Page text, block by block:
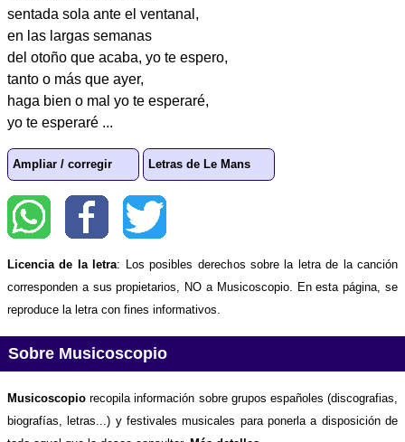
sentada sola ante el ventanal,
en las largas semanas
del otoño que acaba, yo te espero,
tanto o más que ayer,
haga bien o mal yo te esperaré,
yo te esperaré ...
Ampliar / corregir Letras de Le Mans
Licencia de la letra: Los posibles derechos sobre la letra de la canción
corresponden a sus propietarios, NO a Musicoscopio. En esta página, se
reproduce la letra con fines informativos.
Sobre Musicoscopio
Musicoscopio recopila información sobre grupos españoles (discografias,
biografías, letras...) y festivales musicales para ponerla a disposición de